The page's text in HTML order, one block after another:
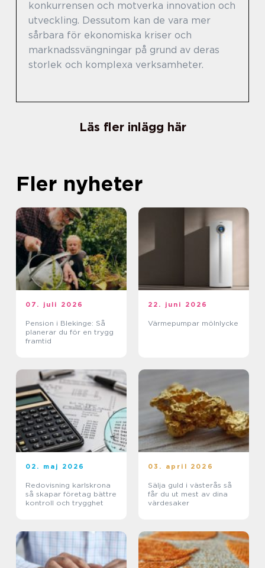
konkurrensen och motverka innovation och
utveckling. Dessutom kan de vara mer
sårbara för ekonomiska kriser och
marknadssvängningar på grund av deras
storlek och komplexa verksamheter.
Läs fler inlägg här
Fler nyheter
07. juli 2026
Pension i Blekinge: Så
planerar du för en trygg
framtid
22. juni 2026
Värmepumpar mölnlycke
02. maj 2026
Redovisning karlskrona
så skapar företag bättre
kontroll och trygghet
03. april 2026
Sälja guld i västerås så
får du ut mest av dina
värdesaker